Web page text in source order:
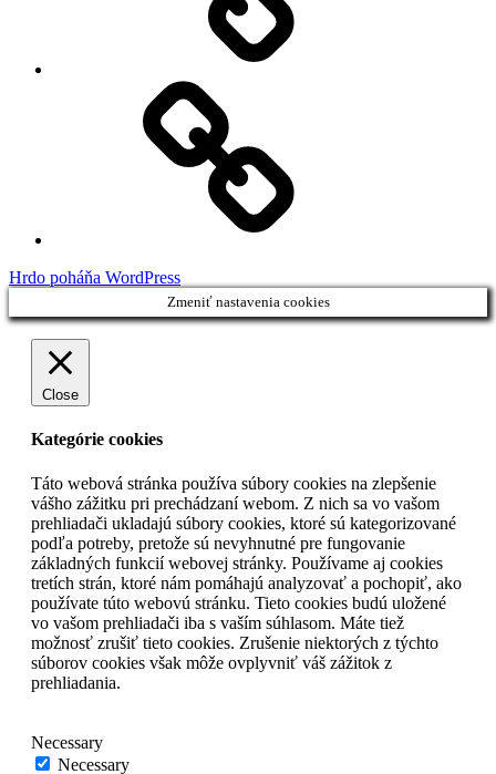
Hrdo poháňa WordPress
Zmeniť nastavenia cookies
Close
Kategórie cookies
Táto webová stránka používa súbory cookies na zlepšenie
vášho zážitku pri prechádzaní webom. Z nich sa vo vašom
prehliadači ukladajú súbory cookies, ktoré sú kategorizované
podľa potreby, pretože sú nevyhnutné pre fungovanie
základných funkcií webovej stránky. Používame aj cookies
tretích strán, ktoré nám pomáhajú analyzovať a pochopiť, ako
používate túto webovú stránku. Tieto cookies budú uložené
vo vašom prehliadači iba s vaším súhlasom. Máte tiež
možnosť zrušiť tieto cookies. Zrušenie niektorých z týchto
súborov cookies však môže ovplyvniť váš zážitok z
prehliadania.
Necessary
Necessary